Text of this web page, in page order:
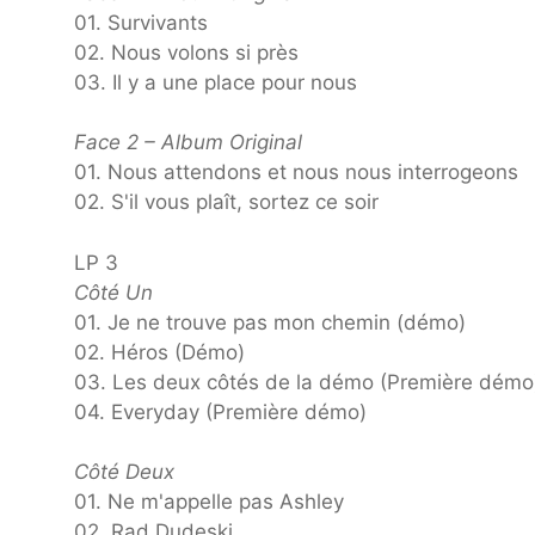
01. Survivants
02. Nous volons si près
03. Il y a une place pour nous
Face 2 – Album Original
01. Nous attendons et nous nous interrogeons
02. S'il vous plaît, sortez ce soir
LP 3
Côté Un
01. Je ne trouve pas mon chemin (démo)
02. Héros (Démo)
03. Les deux côtés de la démo (Première
04. Everyday (Première démo)
Côté Deux
01. Ne m'appelle pas Ashley